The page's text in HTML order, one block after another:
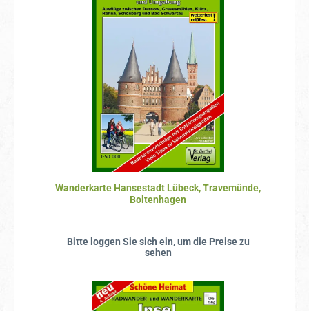
Wanderkarte Hansestadt Lübeck, Travemünde,
Boltenhagen
Bitte loggen Sie sich ein, um die Preise zu
sehen